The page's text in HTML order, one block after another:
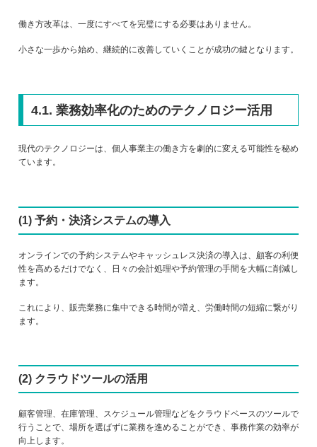
働き方改革は、一度にすべてを完璧にする必要はありません。
小さな一歩から始め、継続的に改善していくことが成功の鍵となります。
4.1. 業務効率化のためのテクノロジー活用
現代のテクノロジーは、個人事業主の働き方を劇的に変える可能性を秘め
ています。
(1) 予約・決済システムの導入
オンラインでの予約システムやキャッシュレス決済の導入は、顧客の利便
性を高めるだけでなく、日々の会計処理や予約管理の手間を大幅に削減し
ます。
これにより、販売業務に集中できる時間が増え、労働時間の短縮に繋がり
ます。
(2) クラウドツールの活用
顧客管理、在庫管理、スケジュール管理などをクラウドベースのツールで
行うことで、場所を選ばずに業務を進めることができ、事務作業の効率が
向上します。